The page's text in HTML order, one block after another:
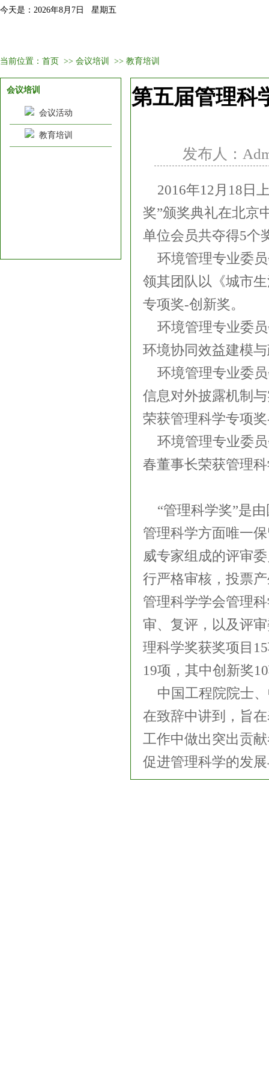
今天是：2026年8月7日 星期五
当前位置： 首页 >> 会议培训 >> 教育培训
会议培训
会议活动
教育培训
第五届管理科
发布人：
2016年12月18日
奖”颁奖典礼在北京
单位会员共夺得5个
环境管理专业委
领其团队以《城市
专项奖-创新奖。
环境管理专业委
环境协同效益建模
环境管理专业委
信息对外披露机制
荣获管理科学专项
环境管理专业委
春董事长荣获管理
“管理科学奖”是
管理科学方面唯一
威专家组成的评审
行严格审核，投票
管理科学学会管理
审、复评，以及评
理科学奖获奖项目
19项，其中创新奖
中国工程院院士
在致辞中讲到，旨
工作中做出突出贡
促进管理科学的发